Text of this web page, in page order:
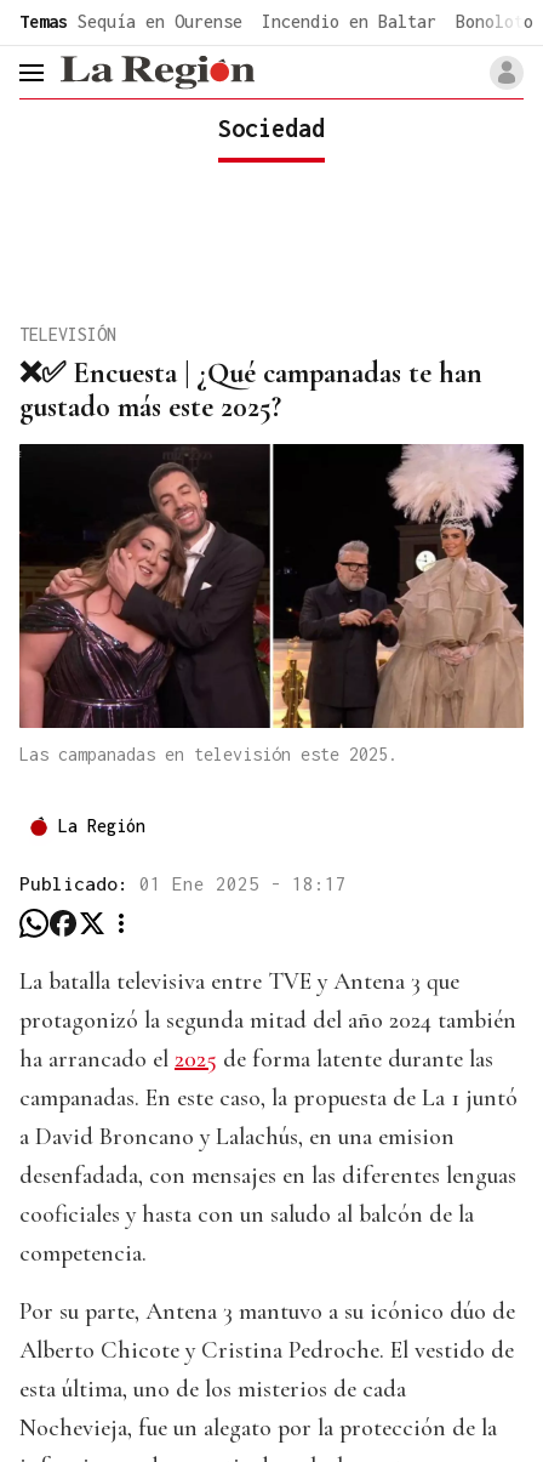
common.go-to-content
Temas Sequía en Ourense Incendio en Baltar Bonoloto
header.menu.open
Sociedad
❌✅ Encuesta | ¿Qué campanadas te han
gustado más este 2025?
TELEVISIÓN
Las campanadas en televisión este 2025.
La Región
Publicado: 01 Ene 2025 - 18:17
La batalla televisiva entre TVE y Antena 3 que
protagonizó la segunda mitad del año 2024 también
ha arrancado el 2025 de forma latente durante las
campanadas. En este caso, la propuesta de La 1 juntó
a David Broncano y Lalachús, en una emision
desenfadada, con mensajes en las diferentes lenguas
cooficiales y hasta con un saludo al balcón de la
competencia.
Por su parte, Antena 3 mantuvo a su icónico dúo de
Alberto Chicote y Cristina Pedroche. El vestido de
esta última, uno de los misterios de cada
Nochevieja, fue un alegato por la protección de la